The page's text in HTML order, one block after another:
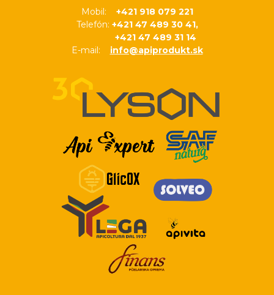
Mobil: +421 918 079 221
Telefón: +421 47 489 30 41,
+421 47 489 31 14
E-mail: info@apiprodukt.sk